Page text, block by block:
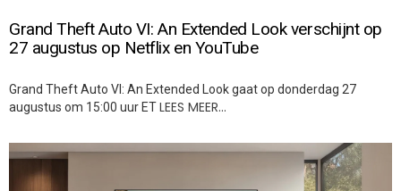
Grand Theft Auto VI: An Extended Look verschijnt op
27 augustus op Netflix en YouTube
Grand Theft Auto VI: An Extended Look gaat op donderdag 27
augustus om 15:00 uur ETLEES MEER…